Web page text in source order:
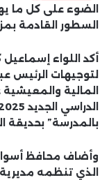
الضوء على كل ما
السطور القادمة
أكد اللواء
لتوجيهات الرئيس
المالية
بالمدرسة” بحديقة
وأضاف محافظ
الذي تنظمه مديرية